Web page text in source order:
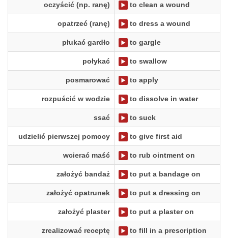
oczyścić (np. ranę) to clean a wound
opatrzeć (ranę) to dress a wound
płukać gardło to gargle
połykać to swallow
posmarować to apply
rozpuścić w wodzie to dissolve in water
ssać to suck
udzielić pierwszej pomocy to give first aid
wcierać maść to rub ointment on
założyć bandaż to put a bandage on
założyć opatrunek to put a dressing on
założyć plaster to put a plaster on
zrealizować receptę to fill in a prescription